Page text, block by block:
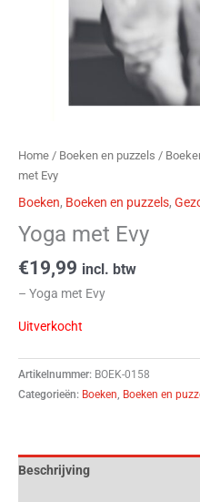
Home / Boeken en puzzels /
met Evy
Boeken, Boeken en puzzels,
Yoga met Evy
€19,99 incl. btw
– Yoga met Evy
Uitverkocht
Artikelnummer: BOEK-0158
Categorieën: Boeken, Boeken en
Beschrijving